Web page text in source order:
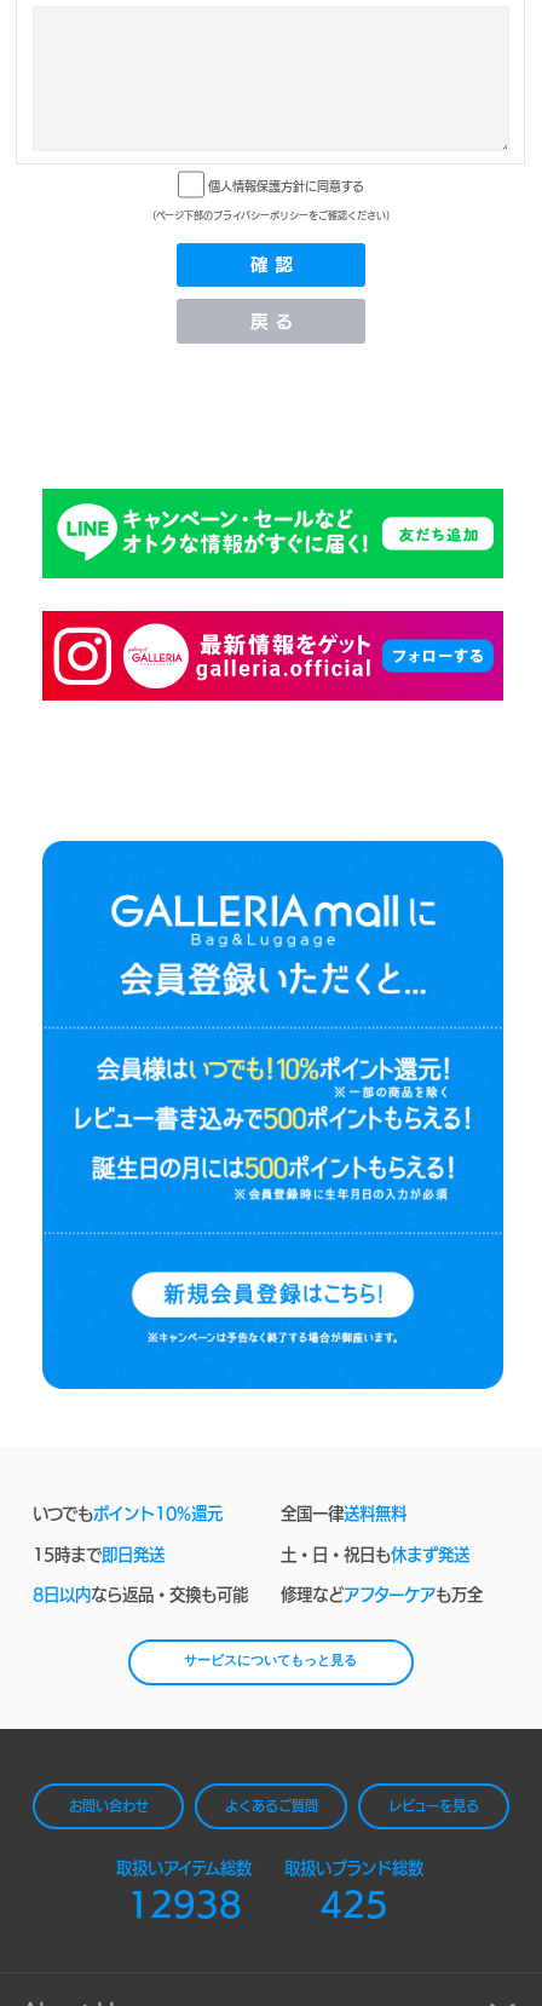
個人情報保護方針に同意する
(ページ下部のプライバシーポリシーをご確認ください)
いつでもポイント10%還元 全国一律送料無料
15時まで即日発送 土・日・祝日も休まず発送
8日以内なら返品・交換も可能 修理などアフターケアも万全
サービスについてもっと見る
お問い合わせ よくあるご質問 レビューを見る
取扱いアイテム総数
12938
取扱いブランド総数
425